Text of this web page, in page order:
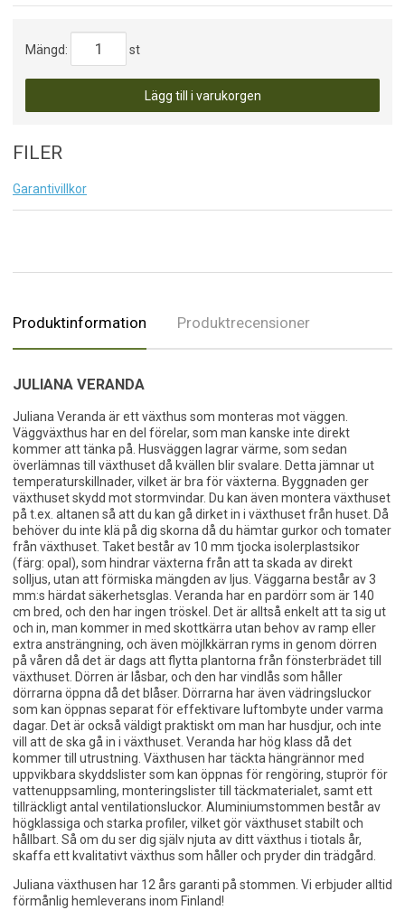
Mängd: st
Lägg till i varukorgen
FILER
Garantivillkor
Produktinformation Produktrecensioner
JULIANA VERANDA
Juliana Veranda är ett växthus som monteras mot väggen.
Väggväxthus har en del förelar, som man kanske inte direkt
kommer att tänka på. Husväggen lagrar värme, som sedan
överlämnas till växthuset då kvällen blir svalare. Detta jämnar ut
temperaturskillnader, vilket är bra för växterna. Byggnaden ger
växthuset skydd mot stormvindar. Du kan även montera växthuset
på t.ex. altanen så att du kan gå dirket in i växthuset från huset. Då
behöver du inte klä på dig skorna då du hämtar gurkor och tomater
från växthuset. Taket består av 10 mm tjocka isolerplastsikor
(färg: opal), som hindrar växterna från att ta skada av direkt
solljus, utan att förmiska mängden av ljus. Väggarna består av 3
mm:s härdat säkerhetsglas. Veranda har en pardörr som är 140
cm bred, och den har ingen tröskel. Det är alltså enkelt att ta sig ut
och in, man kommer in med skottkärra utan behov av ramp eller
extra ansträngning, och även möjlkkärran ryms in genom dörren
på våren då det är dags att flytta plantorna från fönsterbrädet till
växthuset. Dörren är låsbar, och den har vindlås som håller
dörrarna öppna då det blåser. Dörrarna har även vädringsluckor
som kan öppnas separat för effektivare luftombyte under varma
dagar. Det är också väldigt praktiskt om man har husdjur, och inte
vill att de ska gå in i växthuset. Veranda har hög klass då det
kommer till utrustning. Växthusen har täckta hängrännor med
uppvikbara skyddslister som kan öppnas för rengöring, stuprör för
vattenuppsamling, monteringslister till täckmaterialet, samt ett
tillräckligt antal ventilationsluckor. Aluminiumstommen består av
högklassiga och starka profiler, vilket gör växthuset stabilt och
hållbart. Så om du ser dig själv njuta av ditt växthus i tiotals år,
skaffa ett kvalitativt växthus som håller och pryder din trädgård.
Juliana växthusen har 12 års garanti på stommen. Vi erbjuder alltid
förmånlig hemleverans inom Finland!